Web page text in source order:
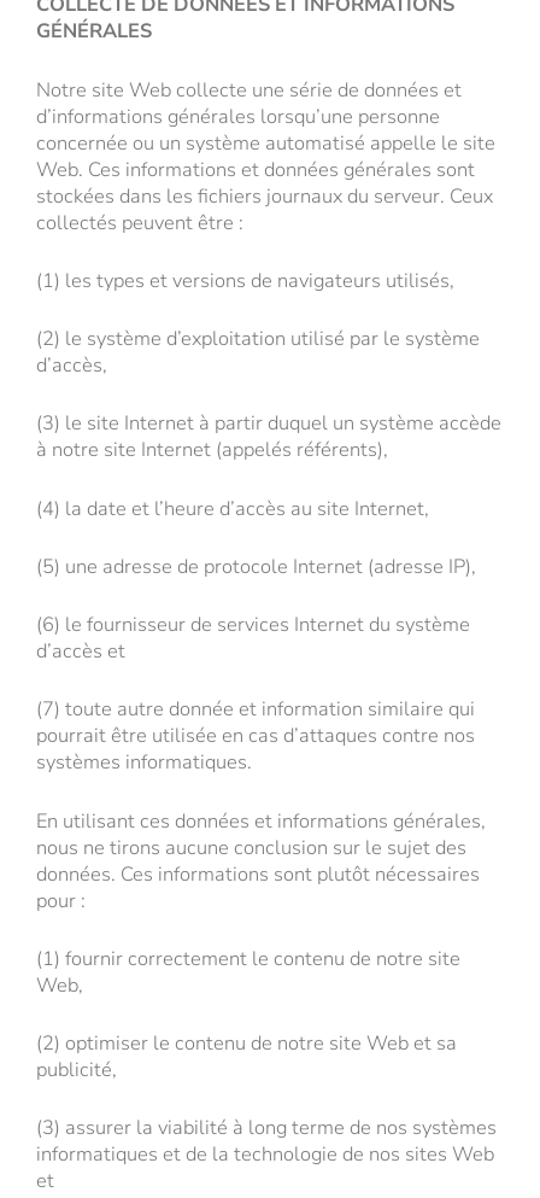
GÉNÉRALES
Notre site Web collecte une série de données et
d’informations générales lorsqu’une personne
concernée ou un système automatisé appelle le site
Web. Ces informations et données générales sont
stockées dans les fichiers journaux du serveur. Ceux
collectés peuvent être :
(1) les types et versions de navigateurs utilisés,
(2) le système d’exploitation utilisé par le système
d’accès,
(3) le site Internet à partir duquel un système accède
à notre site Internet (appelés référents),
(4) la date et l’heure d’accès au site Internet,
(5) une adresse de protocole Internet (adresse IP),
(6) le fournisseur de services Internet du système
d’accès et
(7) toute autre donnée et information similaire qui
pourrait être utilisée en cas d’attaques contre nos
systèmes informatiques.
En utilisant ces données et informations générales,
nous ne tirons aucune conclusion sur le sujet des
données. Ces informations sont plutôt nécessaires
pour :
(1) fournir correctement le contenu de notre site
Web,
(2) optimiser le contenu de notre site Web et sa
publicité,
(3) assurer la viabilité à long terme de nos systèmes
informatiques et de la technologie de nos sites Web
et